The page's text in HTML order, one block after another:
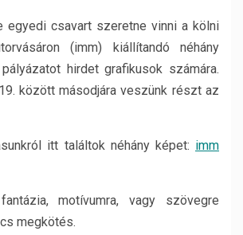
egyedi csavart szeretne vinni a kölni
(imm) kiállítandó néhány
hirdet grafikusok számára.
között másodjára veszünk részt az
itt találtok néhány képet: imm
motívumra, vagy szövegre
megkötés.